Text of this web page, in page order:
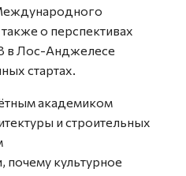
о перспективах
в Лос-Анджелесе
стартах.
академиком
и строительных
культурное